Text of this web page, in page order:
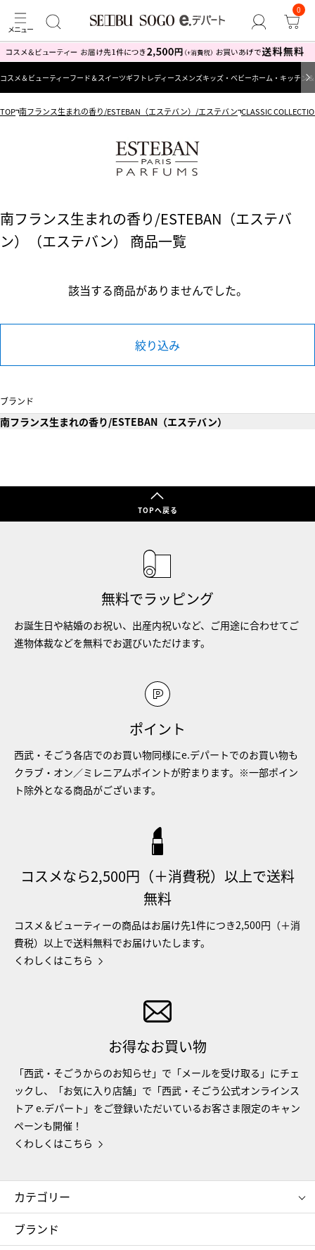
0
コスメ＆ビューティーフード＆スイーツギフト レディース メンズキッズ・ベビーホーム・キッチン
TOP 南フランス生まれの香り/ESTEBAN（エステバン）/エステバン CLASSIC
南フランス生まれの香り/ESTEBAN（エステバ
ン）（エステバン） 商品一覧
該当する商品がありませんでした。
絞り込み
ブランド
南フランス生まれの香り/ESTEBAN（エステバン）
TOPへ戻る
無料でラッピング
お誕生日や結婚のお祝い、出産内祝いなど、ご用途に合わせてご
進物体裁などを無料でお選びいただけます。
ポイント
西武・そごう各店でのお買い物同様にe.デパートでのお買い物も
クラブ・オン／ミレニアムポイントが貯まります。※一部ポイン
ト除外となる商品がございます。
コスメなら2,500円（＋消費税）以上で送料
無料
コスメ＆ビューティーの商品はお届け先1件につき2,500円（＋消
費税）以上で送料無料でお届けいたします。
くわしくはこちら
お得なお買い物
「西武・そごうからのお知らせ」で「メールを受け取る」にチェ
ックし、「お気に入り店舗」で「西武・そごう公式オンラインス
トア e.デパート」をご登録いただいているお客さま限定のキャン
ペーンも開催！
くわしくはこちら
カテゴリー
コスメ＆ビューティー
ギフト
レディース
ブランド